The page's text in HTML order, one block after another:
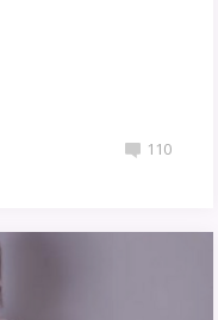
110